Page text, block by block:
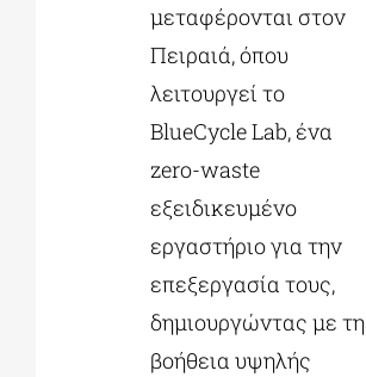
μεταφέρονται στον
Πειραιά, όπου
λειτουργεί το
BlueCycle Lab, ένα
zero-waste
εξειδικευμένο
εργαστήριο για την
επεξεργασία τους,
δημιουργώντας με τη
βοήθεια υψηλής